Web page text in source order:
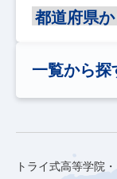
一覧から探
トライ式高等学院